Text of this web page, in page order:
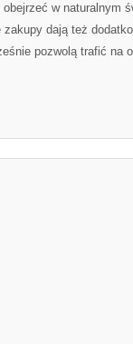
w naturalnym
dają też
pozwolą trafić na